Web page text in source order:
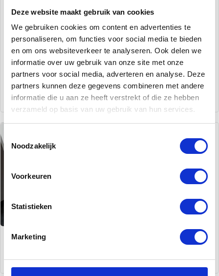
Deze website maakt gebruik van cookies
We gebruiken cookies om content en advertenties te
personaliseren, om functies voor social media te bieden
en om ons websiteverkeer te analyseren. Ook delen we
informatie over uw gebruik van onze site met onze
partners voor social media, adverteren en analyse. Deze
partners kunnen deze gegevens combineren met andere
informatie die u aan ze heeft verstrekt of die ze hebben
verzameld op basis van uw gebruik van hun services.
Noodzakelijk
Voorkeuren
Statistieken
Marketing
Trap onderdelen
Tweekwart
trappen
Z-Trappen
Ruimtebesparend
e trappen